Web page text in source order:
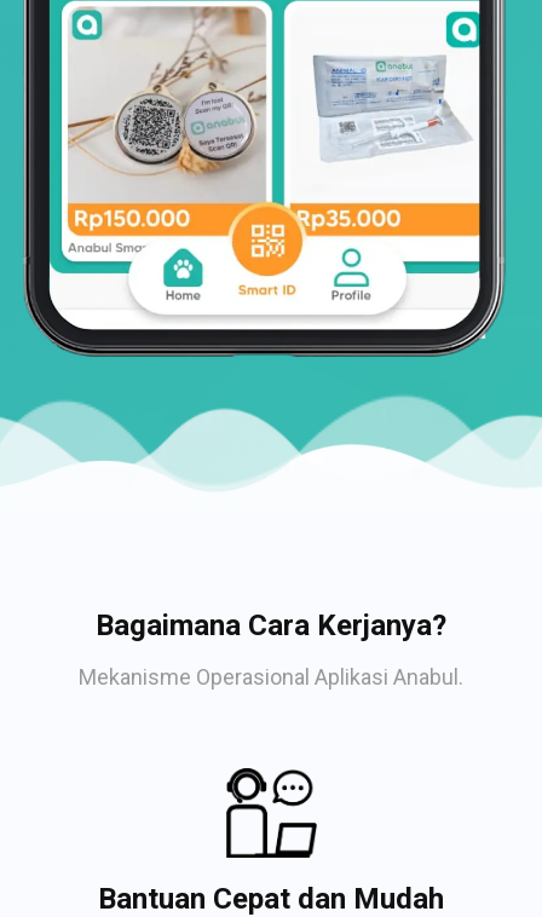
Bagaimana Cara Kerjanya?
Mekanisme Operasional Aplikasi Anabul.
Bantuan Cepat dan Mudah